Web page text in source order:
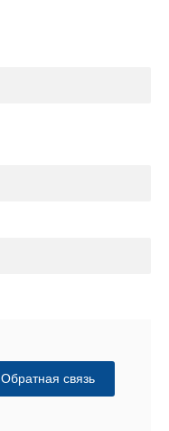
Обратная связь